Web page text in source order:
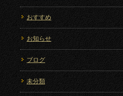
おすすめ
お知らせ
ブログ
未分類